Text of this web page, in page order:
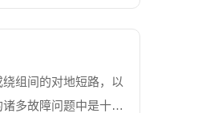
闭缝隙...
组间的对地短路，以
多故障问题中是十分